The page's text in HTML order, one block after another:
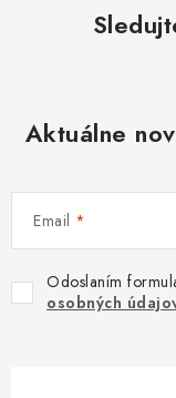
Aktuálne
Email
Odoslaním
osobných